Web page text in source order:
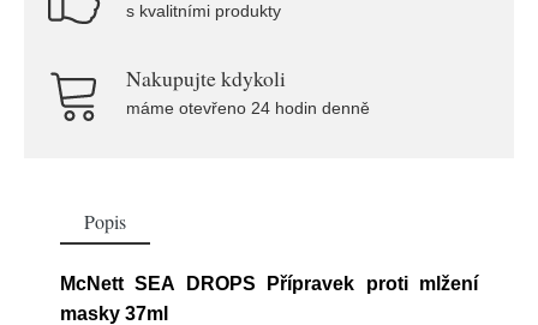
s kvalitními produkty
Nakupujte kdykoli
máme otevřeno 24 hodin denně
Popis
McNett SEA DROPS Přípravek proti mlžení
masky 37ml